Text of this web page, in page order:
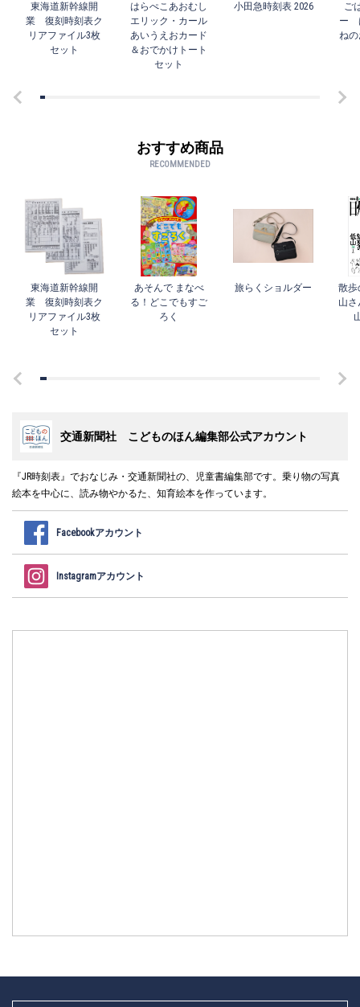
東海道新幹線開
業 復刻時刻表ク
リアファイル3枚
セット
はらぺこあおむし
エリック・カール
あいうえおカード
＆おでかけトート
セット
小田急時刻表 2026
ご
ー
ね
おすすめ商品
RECOMMENDED
東海道新幹線開
業 復刻時刻表ク
リアファイル3枚
セット
あそんで まなべ
る！どこでもすご
ろく
旅らくショルダー
散歩
山さ
交通新聞社 こどものほん編集部公式アカウント
『JR時刻表』でおなじみ・交通新聞社の、児童書編集部です。乗り物の写真
絵本を中心に、読み物やかるた、知育絵本を作っています。
Facebookアカウント
Instagramアカウント